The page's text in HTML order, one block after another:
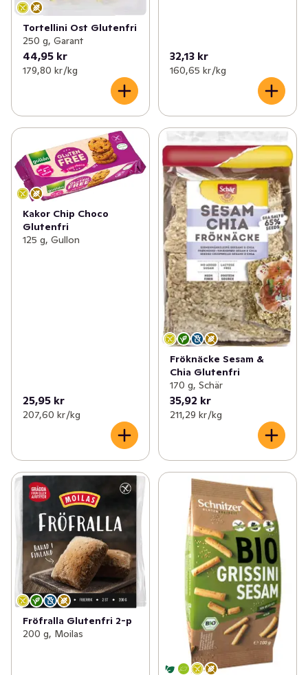
Tortellini Ost Glutenfri
250 g, Garant
44,95 kr
179,80 kr /kg
32,13 kr
160,65 kr /kg
Kakor Chip Choco
Glutenfri
125 g, Gullon
25,95 kr
207,60 kr /kg
Fröknäcke Sesam &
Chia Glutenfri
170 g, Schär
35,92 kr
211,29 kr /kg
Fröfralla Glutenfri 2-p
200 g, Moilas